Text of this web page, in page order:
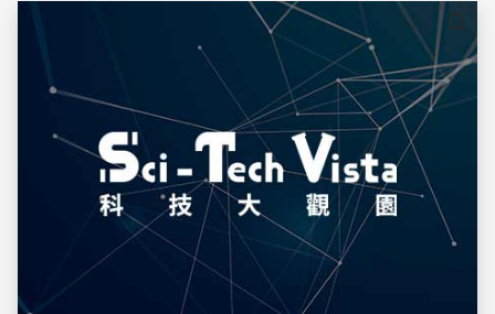
儲存